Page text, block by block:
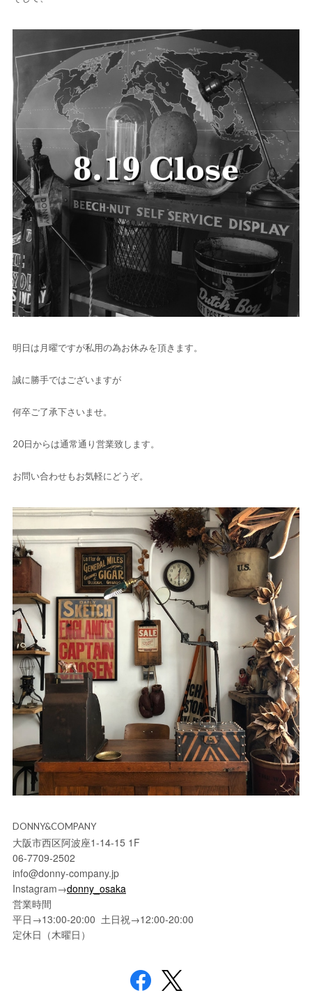
明日は月曜ですが私用の為お休みを頂きます。
誠に勝手ではございますが
何卒ご了承下さいませ。
20日からは通常通り営業致します。
お問い合わせもお気軽にどうぞ。
DONNY&COMPANY
大阪市西区阿波座1-14-15 1F
06-7709-2502
info@donny-company.jp
Instagram→donny_osaka
営業時間
平日→13:00-20:00 土日祝→12:00-20:00
定休日（木曜日）